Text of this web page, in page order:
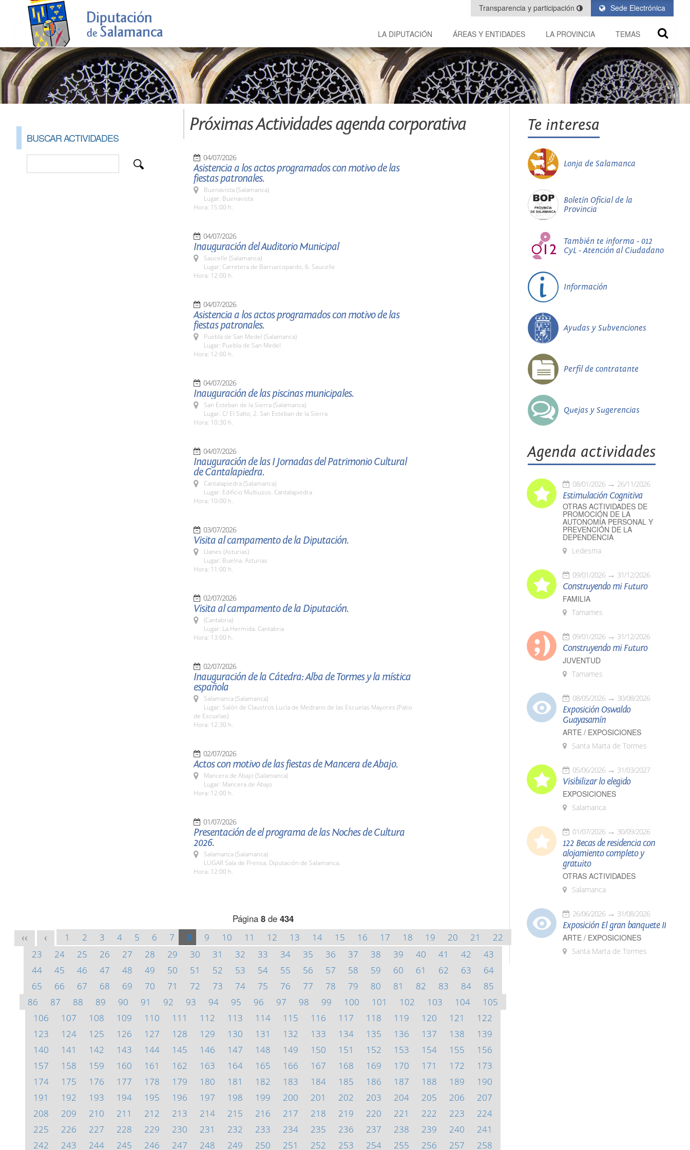
Sede Electrónica
Transparencia y participación
LA DIPUTACIÓN ÁREAS Y ENTIDADES LA PROVINCIA TEMAS
BUSCAR ACTIVIDADES
Próximas Actividades agenda corporativa
04/07/2026
Asistencia a los actos programados con motivo de las
fiestas patronales.
Buenavista (Salamanca)
Lugar: Buenavista
Hora: 15:00 h.
04/07/2026
Inauguración del Auditorio Municipal
Saucelle (Salamanca)
Lugar: Carretera de Barruecopardo, 6. Saucelle
Hora: 12:00 h.
04/07/2026
Asistencia a los actos programados con motivo de las
fiestas patronales.
Puebla de San Medel (Salamanca)
Lugar: Puebla de San Medel
Hora: 12:00 h.
04/07/2026
Inauguración de las piscinas municipales.
San Esteban de la Sierra (Salamanca)
Lugar: C/ El Salto, 2. San Esteban de la Sierra
Hora: 10:30 h.
04/07/2026
Inauguración de las I Jornadas del Patrimonio Cultural
de Cantalapiedra.
Cantalapiedra (Salamanca)
Lugar: Edificio Multiusos. Cantalapiedra
Hora: 10:00 h.
03/07/2026
Visita al campamento de la Diputación.
Llanes (Asturias)
Lugar: Buelna. Asturias
Hora: 11:00 h.
02/07/2026
Visita al campamento de la Diputación.
(Cantabria)
Lugar: La Hermida. Cantabria
Hora: 13:00 h.
02/07/2026
Inauguración de la Cátedra: Alba de Tormes y la mística
española
Salamanca (Salamanca)
Lugar: Salón de Claustros Lucía de Medrano de las Escuelas Mayores (Patio
de Escuelas)
Hora: 12:30 h.
02/07/2026
Actos con motivo de las fiestas de Mancera de Abajo.
Mancera de Abajo (Salamanca)
Lugar: Mancera de Abajo
Hora: 12:00 h.
01/07/2026
Presentación de el programa de las Noches de Cultura
2026.
Salamanca (Salamanca)
LUGAR Sala de Prensa. Diputación de Salamanca.
Hora: 12:00 h.
Página 8de 434
<< < 1 2 3 4 5 6 7 8 9 10 11 12 13 14 15 16 17 18 19 20 21
22
23
24 25 26 27 28 29 30 31 32 33 34 35 36 37 38 39 40 41 42
43
44
45 46 47 48 49 50 51 52 53 54 55 56 57 58 59 60 61 62 63
64
65
66 67 68 69 70 71 72 73 74 75 76 77 78 79 80 81 82 83 84
85
86
87 88 89 90 91 92 93 94 95 96 97 98 99 100 101 102 103 104
105
106
107 108 109 110 111 112 113 114 115 116 117 118 119 120 121
122
123
124 125 126 127 128 129 130 131 132 133 134 135 136 137 138
139
140
141 142 143 144 145 146 147 148 149 150 151 152 153 154 155
156
157
158 159 160 161 162 163 164 165 166 167 168 169 170 171 172
173
174
175 176 177 178 179 180 181 182 183 184 185 186 187 188 189
190
191
192 193 194 195 196 197 198 199 200 201 202 203 204 205 206
207
208
209 210 211 212 213 214 215 216 217 218 219 220 221 222 223
224
225
226 227 228 229 230 231 232 233 234 235 236 237 238 239 240
241
242
243 244 245 246 247 248 249 250 251 252 253 254 255 256 257 258
Te interesa
Lonja de Salamanca
Boletín Oficial de la
Provincia
También te informa - 012
CyL - Atención al Ciudadano
Información
Ayudas y Subvenciones
Perfil de contratante
Quejas y Sugerencias
Agenda actividades
08/01/2026 26/11/2026
Estimulación Cognitiva
OTRAS ACTIVIDADES DE
PROMOCIÓN DE LA
AUTONOMÍA PERSONAL Y
PREVENCIÓN DE LA
DEPENDENCIA
Ledesma
09/01/2026 31/12/2026
Construyendo mi Futuro
FAMILIA
Tamames
09/01/2026 31/12/2026
Construyendo mi Futuro
JUVENTUD
Tamames
08/05/2026 30/08/2026
Exposición Oswaldo
Guayasamín
ARTE / EXPOSICIONES
Santa Marta de Tormes
05/06/2026 31/03/2027
Visibilizar lo elegido
EXPOSICIONES
Salamanca
01/07/2026 30/09/2026
122 Becas de residencia con
alojamiento completo y
gratuito
OTRAS ACTIVIDADES
Salamanca
26/06/2026 31/08/2026
Exposición El gran banquete II
ARTE / EXPOSICIONES
Santa Marta de Tormes